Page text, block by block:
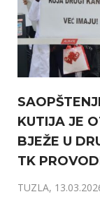
KUTIJA JE
BJEŽE U
TK
TUZLA,